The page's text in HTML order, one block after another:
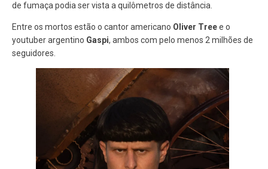
de fumaça podia ser vista a quilômetros de distância.
Entre os mortos estão o cantor americano Oliver Treee o
youtuber argentino Gaspi, ambos com pelo menos 2 milhões de
seguidores.